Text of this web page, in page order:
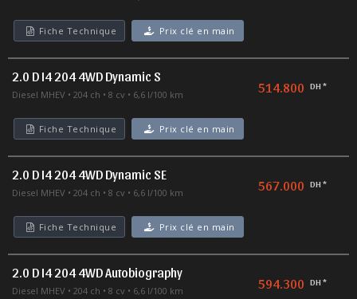
Fiche Technique Prix clé en main
2.0 D I4 204 4WD Dynamic S
Diesel MHEV 204 ch 8 cv 6,6 l/100 km 514.800 DH *
Fiche Technique Prix clé en main
2.0 D I4 204 4WD Dynamic SE
Diesel MHEV 204 ch 8 cv 6,6 l/100 km 567.000 DH *
Fiche Technique Prix clé en main
2.0 D I4 204 4WD Autobiography
Diesel MHEV 204 ch 8 cv 6,6 l/100 km 594.300 DH *